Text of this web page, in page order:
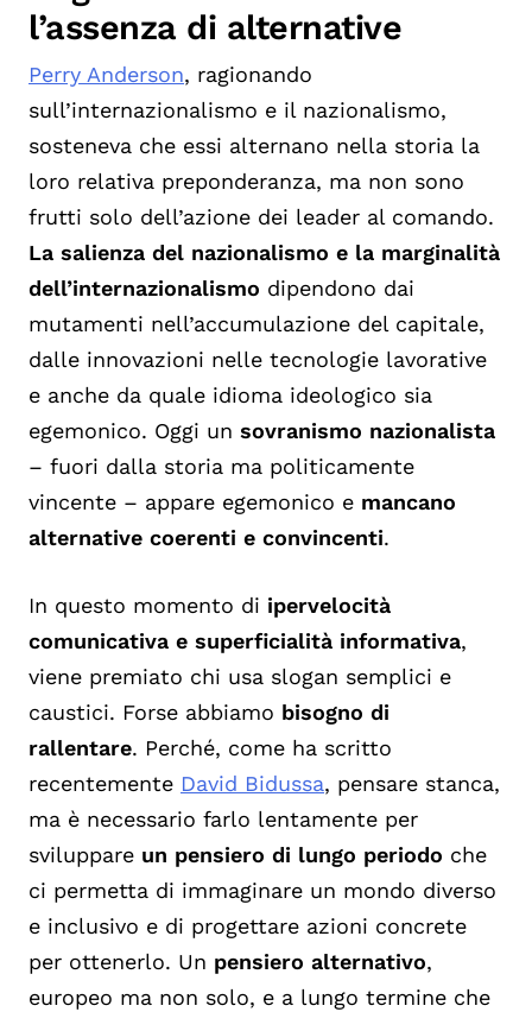
l’assenza di alternative
Perry Anderson, ragionando
sull’internazionalismo e il nazionalismo,
sosteneva che essi alternano nella storia la
loro relativa preponderanza, ma non sono
frutti solo dell’azione dei leader al comando.
La salienza del nazionalismo e la marginalità
dell’internazionalismo dipendono dai
mutamenti nell’accumulazione del capitale,
dalle innovazioni nelle tecnologie lavorative
e anche da quale idioma ideologico sia
egemonico. Oggi un sovranismo nazionalista
– fuori dalla storia ma politicamente
vincente – appare egemonico e mancano
alternative coerenti e convincenti.
In questo momento di ipervelocità
comunicativa e superficialità informativa,
viene premiato chi usa slogan semplici e
caustici. Forse abbiamo bisogno di
rallentare. Perché, come ha scritto
recentemente David Bidussa, pensare stanca,
ma è necessario farlo lentamente per
sviluppare un pensiero di lungo periodo che
ci permetta di immaginare un mondo diverso
e inclusivo e di progettare azioni concrete
per ottenerlo. Un pensiero alternativo,
europeo ma non solo, e a lungo termine che